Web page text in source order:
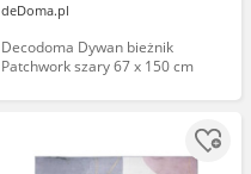
deDoma.pl
Decodoma Dywan bieżnik
Patchwork szary 67 x 150 cm